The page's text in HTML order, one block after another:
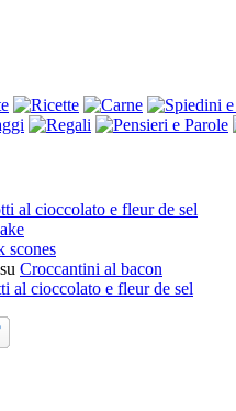
al cioccolato e fleur de sel
scones
su Croccantini al bacon
al cioccolato e fleur de sel